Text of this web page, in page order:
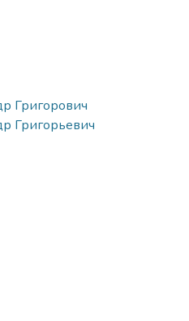
Григорович
Григорьевич